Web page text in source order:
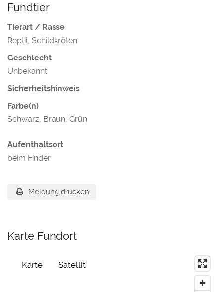
Fundtier
Tierart / Rasse
Reptil, Schildkröten
Geschlecht
Unbekannt
Sicherheitshinweis
Farbe(n)
Schwarz, Braun, Grün
Aufenthaltsort
beim Finder
Meldung drucken
Karte Fundort
Karte Satellit